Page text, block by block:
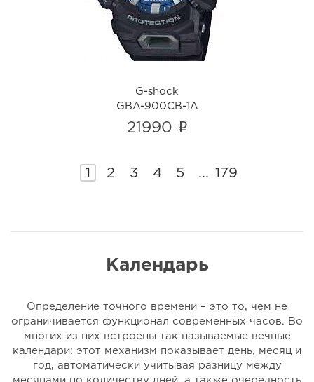
G-shock
GBA-900CB-1A
21990 i
1 2 3 4 5 179
Календарь
Определение точного времени – это то, чем не
ограничивается функционал современных часов. Во
многих из них встроены так называемые вечные
календари: этот механизм показывает день, месяц и
год, автоматически учитывая разницу между